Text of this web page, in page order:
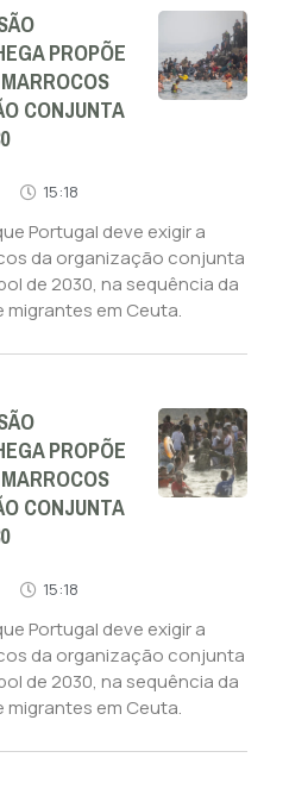
PROPÕE
CONJUNTA
15:18
Portugal deve exigir a
da organização conjunta
de 2030, na sequência da
migrantes em Ceuta.
PROPÕE
CONJUNTA
15:18
Portugal deve exigir a
da organização conjunta
de 2030, na sequência da
migrantes em Ceuta.